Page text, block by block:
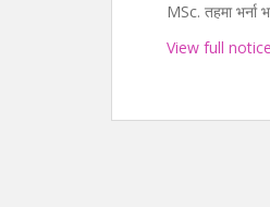
MSc. तहमा भर्ना
View full notice